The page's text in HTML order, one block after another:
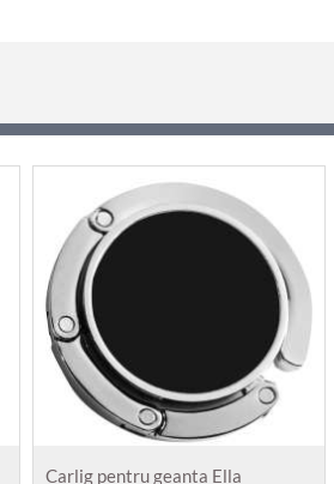
Carlig pentru geanta Ella